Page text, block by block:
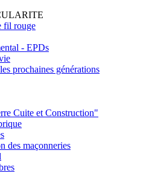
fil rouge
- EPDs
prochaines générations
Cuite et Construction"
des maçonneries